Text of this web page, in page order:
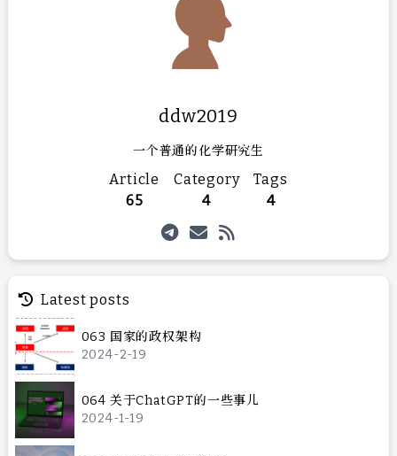
ddw2019
一个普通的化学研究生
Article
65
Category
4
Tags
4
Latest posts
063 国家的政权架构
2024-2-19
064 关于ChatGPT的一些事儿
2024-1-19